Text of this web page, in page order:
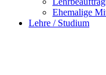
Ehemalige
Lehre / Studium